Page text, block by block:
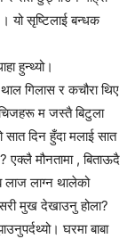
यो सृष्टिलाई बन्धक
हुन्थ्यो।
गिलास र कचौरा थिए
म जस्तै बिटुला
दिन हुँदा मलाई सात
एक्लै मौनतामा , बिताऊदै
लाग्न थालेको
मुख देखाउनु होला?
घरमा बाबा